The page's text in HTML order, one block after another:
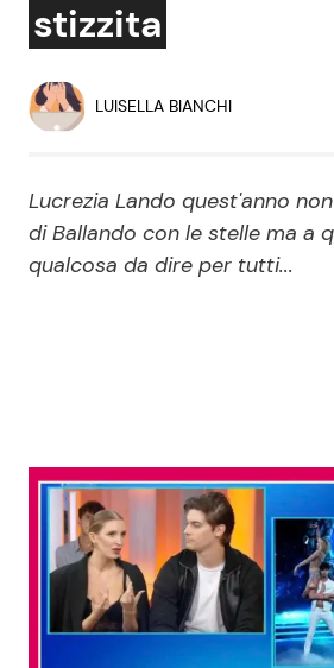
Economia
Persone Scomparse
Soap
News Spettacolo
Benessere
Casa
stizzita
LUISELLA BIANCHI
Lucrezia Lando quest'anno
di Ballando con le stelle ma a
qualcosa da dire per tutti...